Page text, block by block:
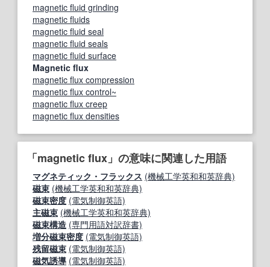
magnetic fluid grinding
magnetic fluids
magnetic fluid seal
magnetic fluid seals
magnetic fluid surface
Magnetic flux
magnetic flux compression
magnetic flux control~
magnetic flux creep
magnetic flux densities
「magnetic flux」の意味に関連した用語
マグネティック・フラックス (機械工学英和和英辞典)
磁束 (機械工学英和和英辞典)
磁束密度 (電気制御英語)
主磁束 (機械工学英和和英辞典)
磁束構造 (専門用語対訳辞書)
増分磁束密度 (電気制御英語)
残留磁束 (電気制御英語)
磁気誘導 (電気制御英語)